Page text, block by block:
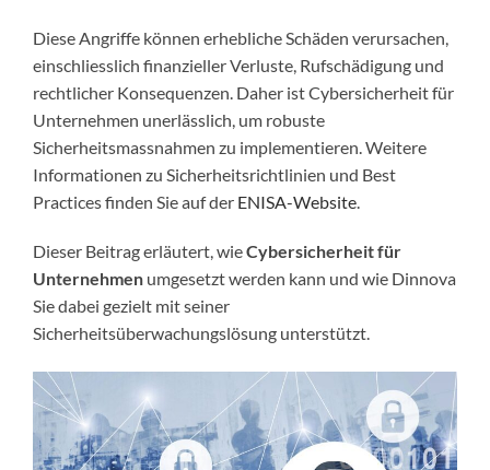
Diese Angriffe können erhebliche Schäden verursachen,
einschliesslich finanzieller Verluste, Rufschädigung und
rechtlicher Konsequenzen. Daher ist Cybersicherheit für
Unternehmen unerlässlich, um robuste
Sicherheitsmassnahmen zu implementieren. Weitere
Informationen zu Sicherheitsrichtlinien und Best
Practices finden Sie auf der ENISA-Website
Dieser Beitrag erläutert, wieCybersicherheit für
Unternehmen umgesetzt werden kann und wie Dinnova
Sie dabei gezielt mit seiner
Sicherheitsüberwachungslösung unterstützt.